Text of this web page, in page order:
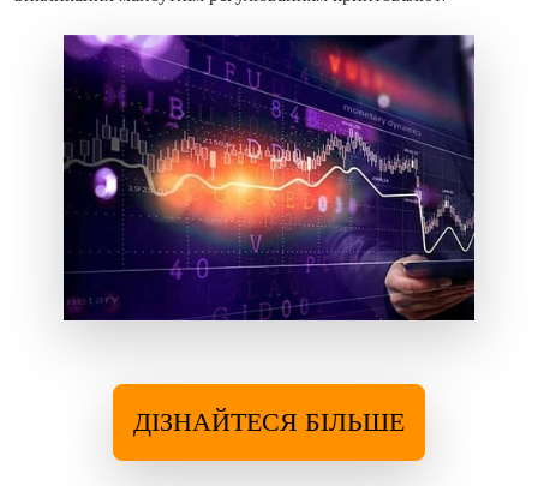
ДІЗНАЙТЕСЯ БІЛЬШЕ